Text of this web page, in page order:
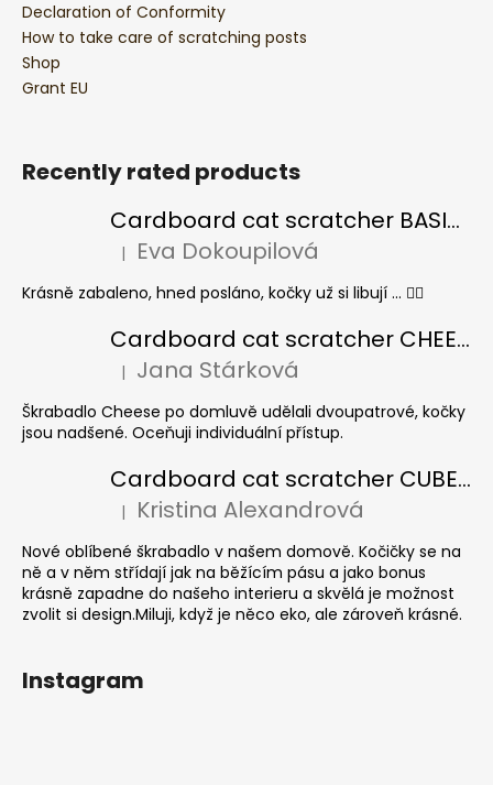
Declaration of Conformity
How to take care of scratching posts
Shop
Grant EU
Recently rated products
Cardboard cat scratcher BASIC Colour
The product rating is 5 out of 5 stars.
| Eva Dokoupilová
Krásně zabaleno, hned posláno, kočky už si libují ... 👍🏻
Cardboard cat scratcher CHEESE ELIPSE colour
The product rating is 5 out of 5 stars.
| Jana Stárková
Škrabadlo Cheese po domluvě udělali dvoupatrové, kočky
jsou nadšené. Oceňuji individuální přístup.
Cardboard cat scratcher CUBE Colour
The product rating is 5 out of 5 stars.
| Kristina Alexandrová
Nové oblíbené škrabadlo v našem domově. Kočičky se na
ně a v něm střídají jak na běžícím pásu a jako bonus
krásně zapadne do našeho interieru a skvělá je možnost
zvolit si design.Miluji, když je něco eko, ale zároveň krásné.
Instagram